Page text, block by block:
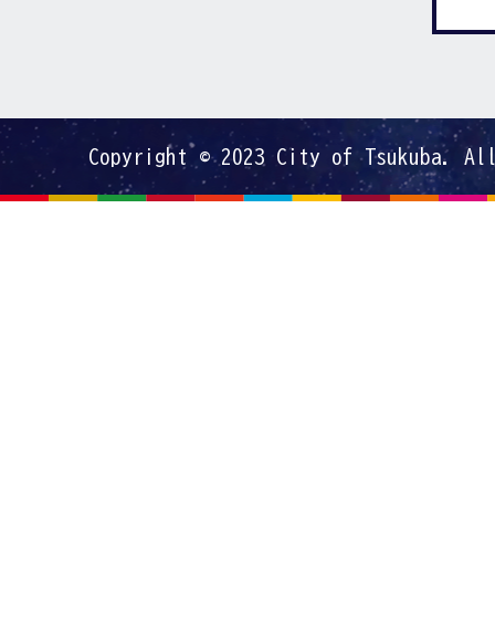
Copyright © 2023 City of Tsukuba.